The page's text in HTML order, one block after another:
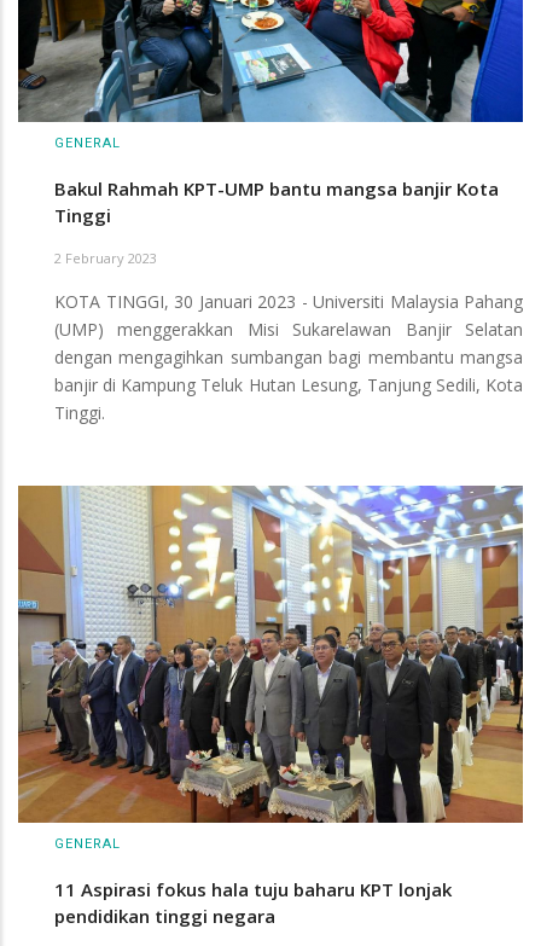
GENERAL
Bakul Rahmah KPT-UMP bantu mangsa banjir Kota
Tinggi
2 February 2023
KOTA TINGGI, 30 Januari 2023 - Universiti Malaysia Pahang
(UMP) menggerakkan Misi Sukarelawan Banjir Selatan
dengan mengagihkan sumbangan bagi membantu mangsa
banjir di Kampung Teluk Hutan Lesung, Tanjung Sedili, Kota
Tinggi.
GENERAL
11 Aspirasi fokus hala tuju baharu KPT lonjak
pendidikan tinggi negara